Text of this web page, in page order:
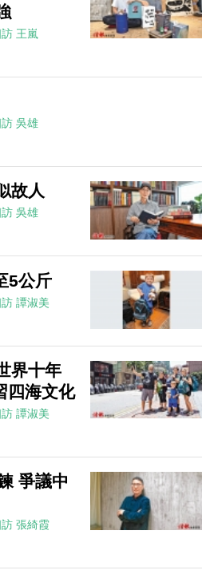
王嵐
吳雄
故人
吳雄
5公斤
譚淑美
界十年
四海文化
譚淑美
爭議中
張綺霞